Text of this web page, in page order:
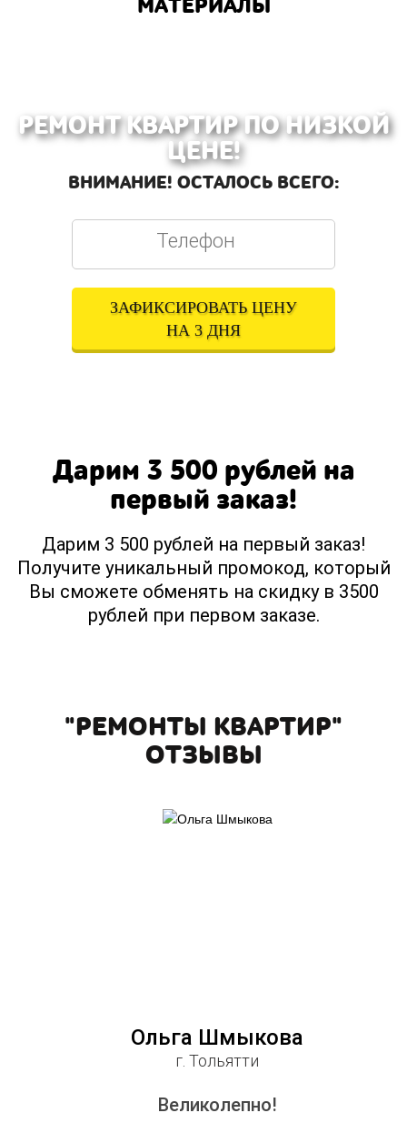
МАТЕРИАЛЫ
РЕМОНТ КВАРТИР ПО НИЗКОЙ
ЦЕНЕ!
ВНИМАНИЕ! ОСТАЛОСЬ ВСЕГО:
ЗАФИКСИРОВАТЬ ЦЕНУ
НА 3 ДНЯ
Оставляя свои контактные данные, вы подтверждаете свое совершеннолетие,
Дарим 3 500 рублей на
первый заказ!
Дарим 3 500 рублей на первый заказ!
Получите уникальный промокод, который
Вы сможете обменять на скидку в 3500
рублей при первом заказе.
"РЕМОНТЫ КВАРТИР"
ОТЗЫВЫ
Ольга Шмыкова
г. Тольятти
Великолепно!